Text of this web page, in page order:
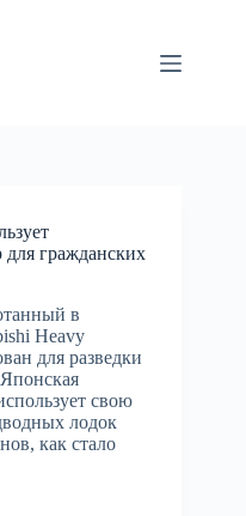
гражданских
в
Heavy
для разведки
свою
лодок
как стало